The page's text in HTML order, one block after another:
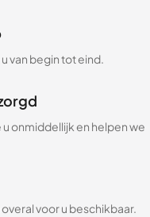
van begin tot eind.
onmiddellijk en helpen we
voor u beschikbaar.